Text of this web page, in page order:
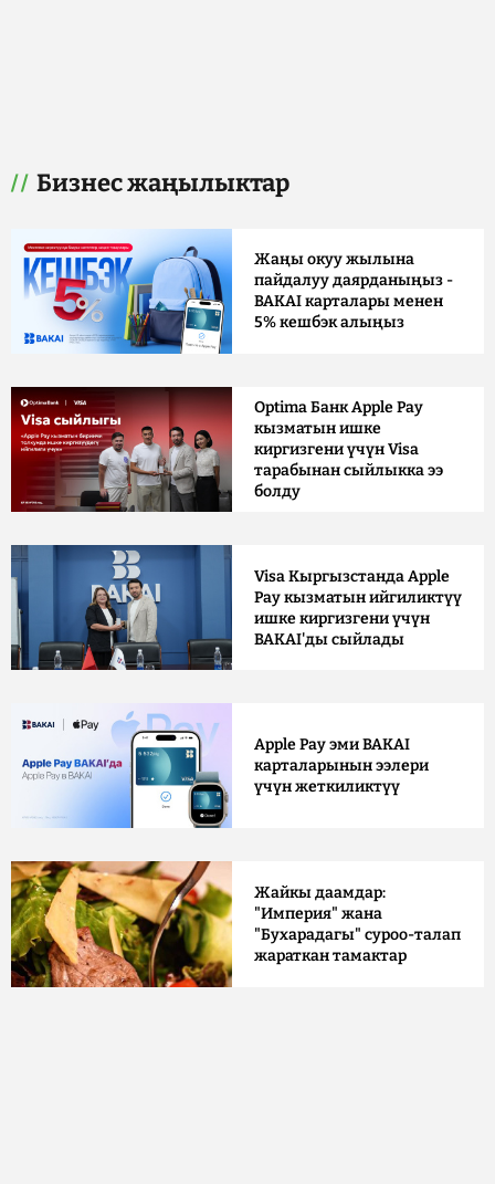
Бизнес жаңылыктар
Жаңы окуу жылына
пайдалуу даярданыңыз -
BAKAI карталары менен
5% кешбэк алыңыз
Optima Банк Apple Pay
кызматын ишке
киргизгени үчүн Visa
тарабынан сыйлыкка ээ
болду
Visa Кыргызстанда Apple
Pay кызматын ийгиликтүү
ишке киргизгени үчүн
BAKAI'ды сыйлады
Apple Pay эми BAKAI
карталарынын ээлери
үчүн жеткиликтүү
Жайкы даамдар:
"Империя" жана
"Бухарадагы" суроо-талап
жараткан тамактар